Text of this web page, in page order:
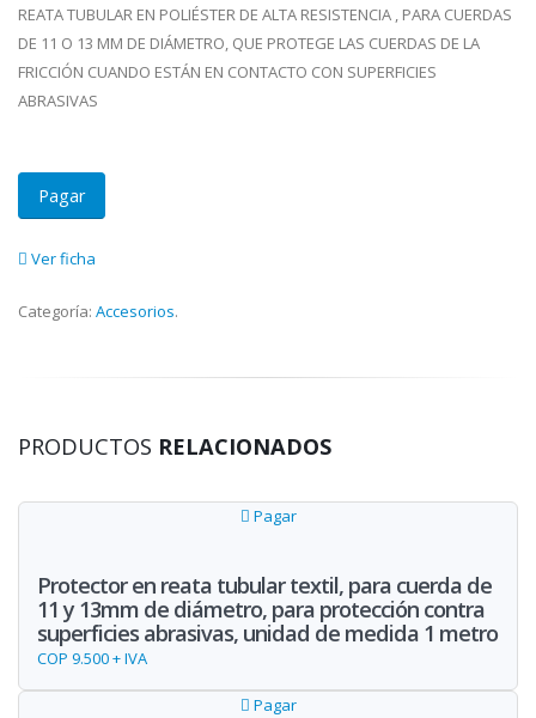
REATA TUBULAR EN POLIÉSTER DE ALTA RESISTENCIA , PARA CUERDAS
DE 11 O 13 MM DE DIÁMETRO, QUE PROTEGE LAS CUERDAS DE LA
FRICCIÓN CUANDO ESTÁN EN CONTACTO CON SUPERFICIES
ABRASIVAS
Pagar
Ver ficha
Categoría: Accesorios.
PRODUCTOS RELACIONADOS
Pagar
Protector en reata tubular textil, para cuerda de
11 y 13mm de diámetro, para protección contra
superficies abrasivas, unidad de medida 1 metro
COP 9.500 + IVA
Pagar